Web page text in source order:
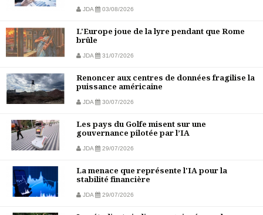
JDA 03/08/2026
L'Europe joue de la lyre pendant que Rome
brûle
JDA 31/07/2026
Renoncer aux centres de données fragilise la
puissance américaine
JDA 30/07/2026
Les pays du Golfe misent sur une
gouvernance pilotée par l’IA
JDA 29/07/2026
La menace que représente l'IA pour la
stabilité financière
JDA 29/07/2026